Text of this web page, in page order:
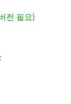
전 필요)